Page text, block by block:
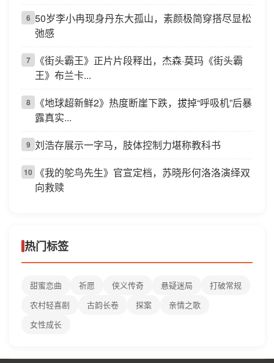
6 50岁李小冉现身丹东大孤山，素颜极简穿搭尽显松
弛感
7
《街头霸王》正片片段释出，杰森·莫玛《街头霸
王》布兰卡...
8
《地球超新鲜2》热度断崖下跌，拔掉“呼吸机”后暴
露真实...
9 刘浩存展示一字马，肢体控制力堪称教科书
10
《我的鸵鸟先生》官宣定档，苏晓彤何洛洛演绎双
向救赎
热门标签
甜蜜恋曲 祈愿 侠义传奇 悬疑迷局
打破常规
农村轻喜剧
古韵长卷 探案
亲情之歌
女性成长